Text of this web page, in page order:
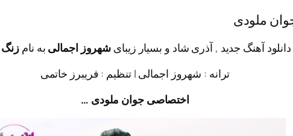
ملودی
دانلود آهنگ جدید , آذری شاد و بسیار زیبای شهروز اجمالی به نام
ترانه : شهروز اجمالی | تنظیم : فریبرز خاتمی
اختصاصی جوان ملودی …